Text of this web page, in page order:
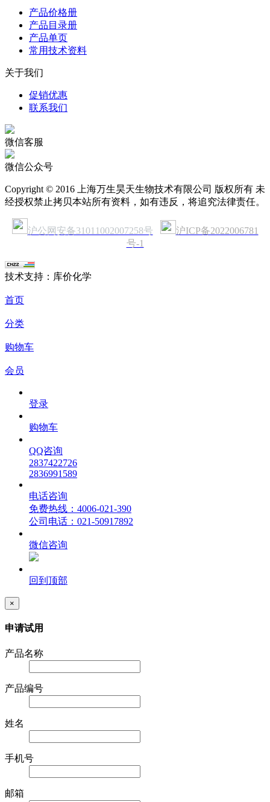
产品价格册
产品目录册
产品单页
常用技术资料
关于我们
促销优惠
联系我们
微信客服
微信公众号
Copyright © 2016 上海万生昊天生物技术有限公司 版权所有 未
经授权禁止拷贝本站所有资料，如有违反，将追究法律责任。
沪公网安备31011002007258号
沪ICP备2022006781
号-1
技术支持：库价化学
首页
分类
购物车
会员
登录
购物车
QQ咨询
2837422726
2836991589
电话咨询
免费热线：4006-021-390
公司电话：021-50917892
微信咨询
回到顶部
×
申请试用
产品名称
产品编号
姓名
手机号
邮箱